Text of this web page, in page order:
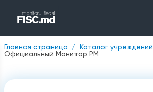
Главная страница
Каталог учреждений
Официальный Монитор РМ